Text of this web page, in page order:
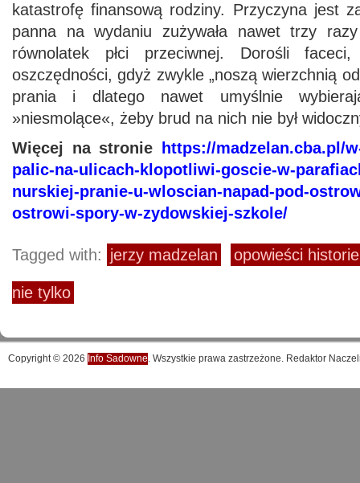
katastrofę finansową rodziny. Przyczyna jest
panna na wydaniu zużywała nawet trzy
równolatek płci przeciwnej. Dorośli
oszczędności, gdyż zwykle „noszą wierzchnią
prania i dlatego nawet umyślnie
»niesmolące«, żeby brud na nich nie był
Więcej na stronie
https://madzelan.cba.pl/
palic-na-ulicach-klopotliwi-goscie-w-
nurskiej-pranie-u-wloscian-napad-pod-
ostrowi-spory-w-zydowskiej-szkole/
Tagged with: jerzy madzelan opowieści
nie tylko
Copyright © 2026 Info Sadowne. Wszystkie prawa zastrzeżone. Redaktor